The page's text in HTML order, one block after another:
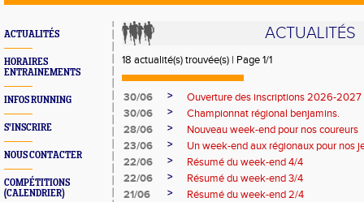
ACTUALITÉS
HORAIRES
ENTRAINEMENTS
INFOS RUNNING
S'INSCRIRE
NOUS CONTACTER
COMPÉTITIONS
(CALENDRIER)
ACTUALITÉS
18 actualité(s) trouvée(s) | Page 1/1
30/06 >
Ouverture des inscriptions 2026-2027
30/06
>
Championnat régional benjamins.
28/06
>
Nouveau week-end pour nos coureurs
23/06
>
Un week-end aux régionaux pour nos
22/06
>
Résumé du week-end 4/4
22/06
>
Résumé du week-end 3/4
21/06
>
Résumé du week-end 2/4